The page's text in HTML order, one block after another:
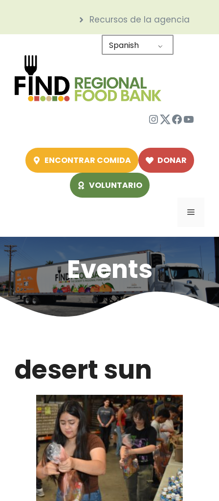
contenido
Recursos de la agencia
Spanish
Instagram
Twitter
ENCONTRAR COMIDA DONAR
VOLUNTARIO
Menú
Events
desert sun